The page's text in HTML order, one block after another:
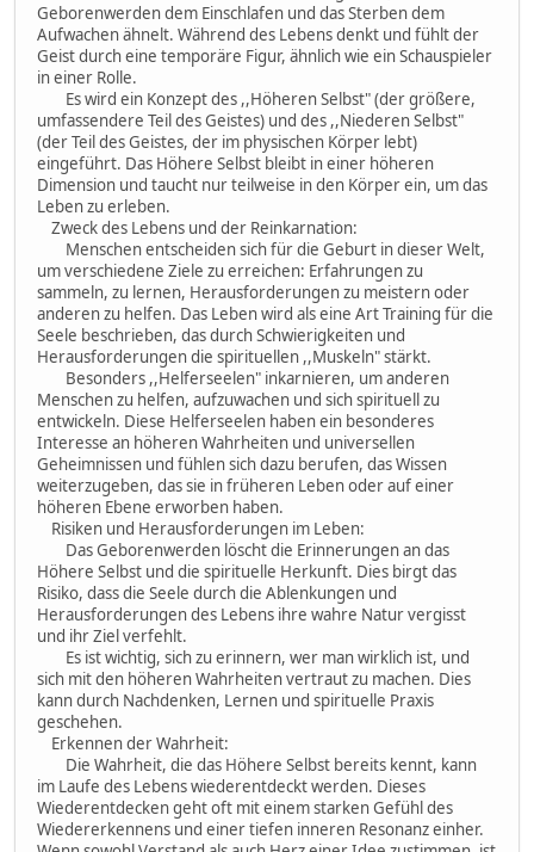
Geborenwerden dem Einschlafen und das Sterben dem
Aufwachen ähnelt. Während des Lebens denkt und fühlt der
Geist durch eine temporäre Figur, ähnlich wie ein Schauspieler
in einer Rolle.
Es wird ein Konzept des ,,Höheren Selbst" (der größere,
umfassendere Teil des Geistes) und des ,,Niederen Selbst"
(der Teil des Geistes, der im physischen Körper lebt)
eingeführt. Das Höhere Selbst bleibt in einer höheren
Dimension und taucht nur teilweise in den Körper ein, um das
Leben zu erleben.
Zweck des Lebens und der Reinkarnation:
Menschen entscheiden sich für die Geburt in dieser Welt,
um verschiedene Ziele zu erreichen: Erfahrungen zu
sammeln, zu lernen, Herausforderungen zu meistern oder
anderen zu helfen. Das Leben wird als eine Art Training für die
Seele beschrieben, das durch Schwierigkeiten und
Herausforderungen die spirituellen ,,Muskeln" stärkt.
Besonders ,,Helferseelen" inkarnieren, um anderen
Menschen zu helfen, aufzuwachen und sich spirituell zu
entwickeln. Diese Helferseelen haben ein besonderes
Interesse an höheren Wahrheiten und universellen
Geheimnissen und fühlen sich dazu berufen, das Wissen
weiterzugeben, das sie in früheren Leben oder auf einer
höheren Ebene erworben haben.
Risiken und Herausforderungen im Leben:
Das Geborenwerden löscht die Erinnerungen an das
Höhere Selbst und die spirituelle Herkunft. Dies birgt das
Risiko, dass die Seele durch die Ablenkungen und
Herausforderungen des Lebens ihre wahre Natur vergisst
und ihr Ziel verfehlt.
Es ist wichtig, sich zu erinnern, wer man wirklich ist, und
sich mit den höheren Wahrheiten vertraut zu machen. Dies
kann durch Nachdenken, Lernen und spirituelle Praxis
geschehen.
Erkennen der Wahrheit:
Die Wahrheit, die das Höhere Selbst bereits kennt, kann
im Laufe des Lebens wiederentdeckt werden. Dieses
Wiederentdecken geht oft mit einem starken Gefühl des
Wiedererkennens und einer tiefen inneren Resonanz einher.